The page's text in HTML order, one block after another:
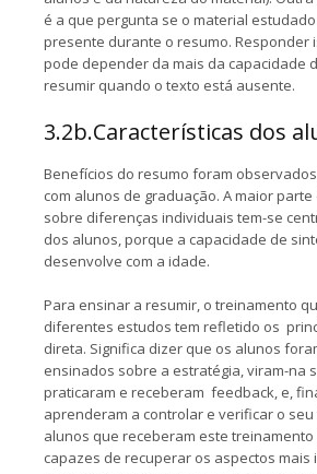
é a que pergunta se o material
presente durante o resumo. Responder
pode depender da mais da capacidade
resumir quando o texto está ausente.
3.2b.Características dos
Benefícios do resumo foram
com alunos de graduação. A maior
sobre diferenças individuais tem-se
dos alunos, porque a capacidade de
desenvolve com a idade.
Para ensinar a resumir, o treinamento
diferentes estudos tem refletido os
direta. Significa dizer que os alunos
ensinados sobre a estratégia, viram-na
praticaram e receberam feedback, e,
aprenderam a controlar e verificar o seu
alunos que receberam este
capazes de recuperar os aspectos mais